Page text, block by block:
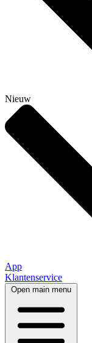
Nieuw
App
Klantenservice
Open main menu